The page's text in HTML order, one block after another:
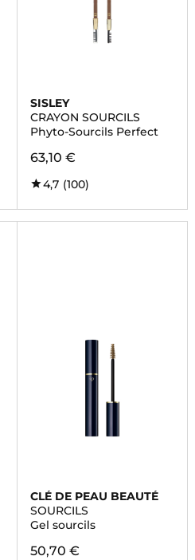
SISLEY
CRAYON SOURCILS
Phyto-Sourcils Perfect
63,10 €
4,7 (100)
CLÉ DE PEAU BEAUTÉ
SOURCILS
Gel sourcils
50,70 €